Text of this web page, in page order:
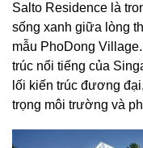
Salto Residence là
sống xanh giữa lòng
mẫu PhoDong
trúc nổi tiếng của
lối kiến trúc đương
trọng môi trường và